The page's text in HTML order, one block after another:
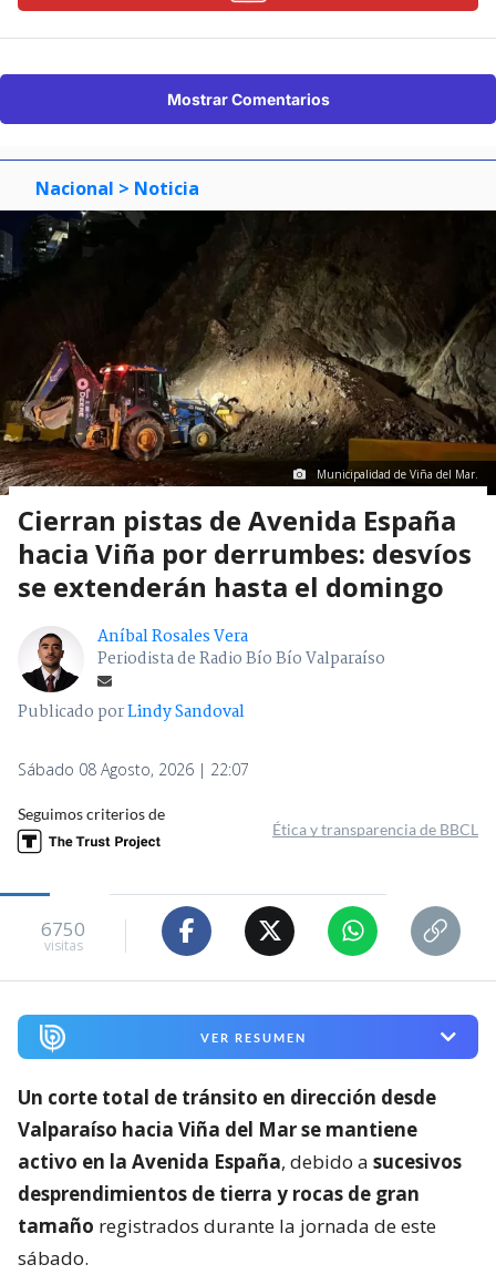
Mostrar Comentarios
Nacional > Noticia
Municipalidad de Viña del Mar.
Cierran pistas de Avenida España
hacia Viña por derrumbes: desvíos
se extenderán hasta el domingo
Aníbal Rosales Vera
Periodista de Radio Bío Bío Valparaíso
Publicado porLindy Sandoval
Sábado 08 Agosto, 2026 | 22:07
Seguimos criterios de
Ética y transparencia de BBCL
6750
visitas
VER RESUMEN
Un corte total de tránsito en dirección desde
Valparaíso hacia Viña del Mar se mantiene
activo en la Avenida España, debido a sucesivos
desprendimientos de tierra y rocas de gran
tamaño registrados durante la jornada de este
sábado.